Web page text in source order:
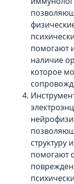
помогают
наличие
которое
структуру
помогают